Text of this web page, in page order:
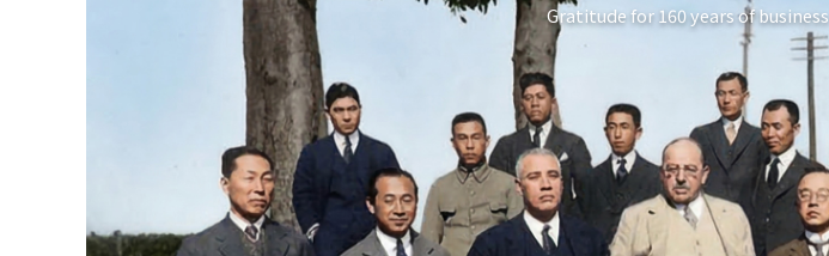
Gratitude for 160 years of